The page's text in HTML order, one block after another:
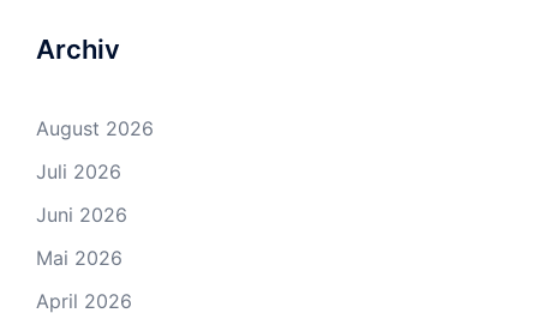
Archiv
August 2026
Juli 2026
Juni 2026
Mai 2026
April 2026